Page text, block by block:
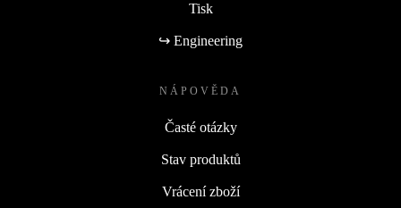
Tisk
↪ Engineering
NÁPOVĚDA
Časté otázky
Stav produktů
Vrácení zboží